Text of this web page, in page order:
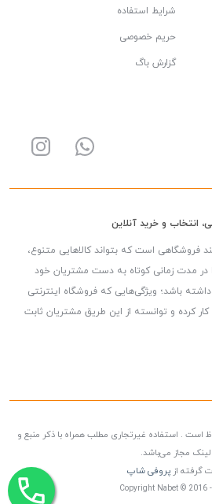
شرایط استفاده
حریم خصوصی
گزارش باگ
انتخاب و خرید آنلاین
فروشگاهی است که بتواند کالاهایی متنوع،
در مدت زمانی کوتاه به دست مشتریان خود
باشد؛ ویژگی‌هایی که فروشگاه اینترنتی
کرده و توانسته از این طریق مشتریان ثابت
. استفاده غیرتجاری مطلب همراه با ذکر منبع و
لینک مجاز می‌باشد.
گرفته ازپروفی شاپ
Copyright Nabet © 2016